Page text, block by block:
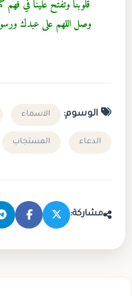
قلوبنا وتفتح علينا في
وصل اللهم على عبدك
الوسوم: الاسماء
الدعاء المستجاب
مشاركة: